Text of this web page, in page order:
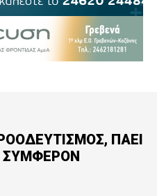
ΠΑΕΙ
ΣΥΜΦΕΡΟΝ